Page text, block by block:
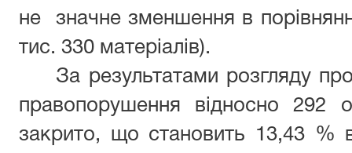
не значне зменшення в
тис. 330 матеріалів).
За результатами розгляду
правопорушення відносно 292
закрито, що становить 13,43 %